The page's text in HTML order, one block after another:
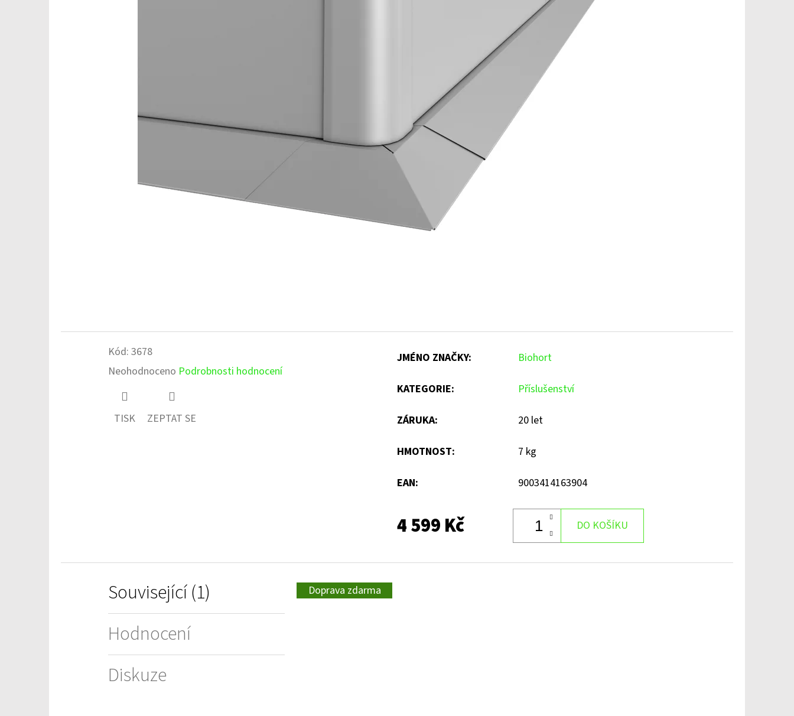
Kód: 3678
Průměrné
hodnocení
Neohodnoceno Podrobnosti hodnocení
TISK ZEPTAT SE
JMÉNO ZNAČKY: Biohort
KATEGORIE: Příslušenství
ZÁRUKA: 20 let
HMOTNOST: 7 kg
EAN: 9003414163904
4 599 Kč DO KOŠÍKU
Související (1)
Hodnocení
Diskuze
Doprava zdarma